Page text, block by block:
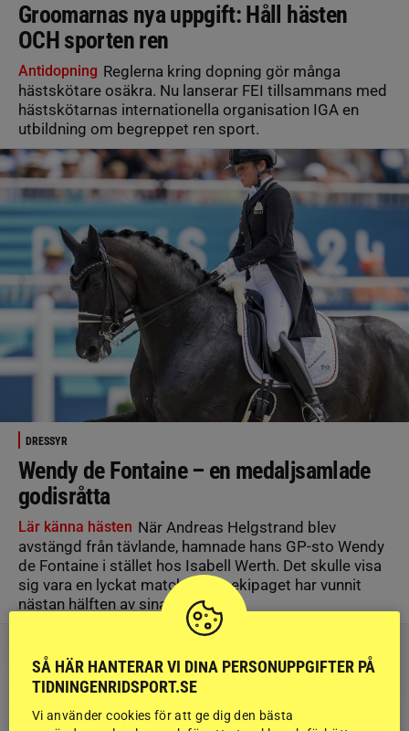
Groomarnas nya uppgift: Håll hästen
OCH sporten ren
Antidopning Reglerna kring dopning gör många
hästskötare osäkra. Nu lanserar FEI tillsammans med
hästskötarnas internationella organisation IGA en
utbildning om begreppet ren sport.
DRESSYR
Wendy de Fontaine – en medaljsamlade
godisråtta
Lär känna hästen När Andreas Helgstrand blev
avstängd från tävlande, hamnade hans GP-sto Wendy
de Fontaine i stället hos Isabell Werth. Det skulle visa
sig vara en lyckat matchning – ekipaget har vunnit
nästan hälften av sina starter.
SÅ HÄR HANTERAR VI DINA PERSONUPPGIFTER PÅ
TIDNINGENRIDSPORT.SE
Vi använder cookies för att ge dig den bästa